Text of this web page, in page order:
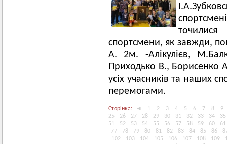
точилися
спортсмени, як завжди,
А. 2м. -Алікулієв,
Приходько В., Борисенко
усіх учасників та наших
перемогами.
Сторінка: ◄ 1 2 3 4 5 6 7 8
9
25
26 27 28 29 30 31 32 33 34
35
51
52 53 54 55 56 57 58 59 60
61
77
78 79 80 81 82 83 84 85 86
102
103 104 105 106 107 108 109